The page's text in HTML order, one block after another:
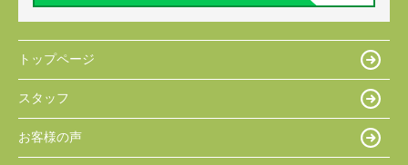
トップページ
スタッフ
お客様の声